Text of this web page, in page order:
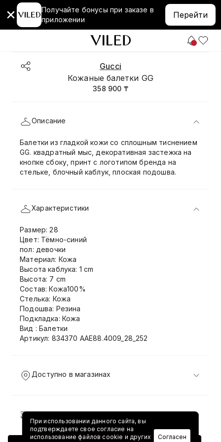
Получайте бонусы при заказе в
приложении
Перейти
Gucci
Кожаные балетки GG
358 900 ₸
Описание
Балетки из гладкой кожи со сплошным тиснением
GG. квадратный мыс, декоративная застежка на
кнопке сбоку, принт с логотипом бренда на
стельке, блочный каблук, плоская подошва.
Характеристики
Размер: 28
Цвет: Тёмно-синий
пол: девочки
Материал: Кожа
Высота каблука: 1 cm
Высота: 7 cm
Состав: Кожа100%
Стелька: Кожа
Подошва: Резина
Подкладка: Кожа
Вид : Балетки
Артикул: 834370 AAE88.4009_28_252
Доступно в магазинах
Доставка и возврат
При использовании данного сайта, вы
подтверждаете свое согласие на
использование файлов cookie и других
Согласен